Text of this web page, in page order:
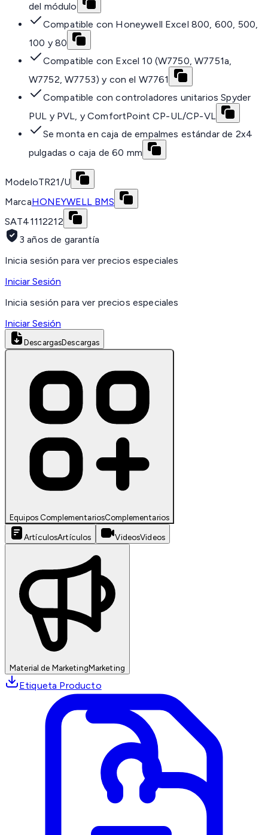
del módulo
Compatible con Honeywell Excel 800, 600, 500,
100 y 80
Compatible con Excel 10 (W7750, W7751a,
W7752, W7753) y con el W7761
Compatible con controladores unitarios Spyder
PUL y PVL, y ComfortPoint CP-UL/CP-VL
Se monta en caja de empalmes estándar de 2x4
pulgadas o caja de 60 mm
ModeloTR21/U
MarcaHONEYWELL BMS
SAT41112212
3 años de garantía
Inicia sesión para ver precios especiales
Iniciar Sesión
Inicia sesión para ver precios especiales
Iniciar Sesión
DescargasDescargas
Equipos ComplementariosComplementarios
ArtículosArtículos VideosVideos
Material de MarketingMarketing
Etiqueta Producto